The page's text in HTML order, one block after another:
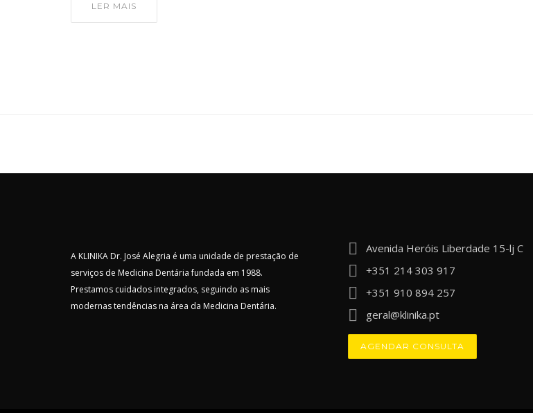
LER MAIS
A KLINIKA Dr. José Alegria é uma unidade de prestação de
serviços de Medicina Dentária fundada em 1988.
Prestamos cuidados integrados, seguindo as mais
modernas tendências na área da Medicina Dentária.
Avenida Heróis Liberdade 15-lj C
+351 214 303 917
+351 910 894 257
geral@klinika.pt
AGENDAR CONSULTA